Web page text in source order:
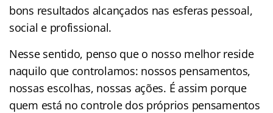
bons resultados alcançados nas esferas pessoal,
social e profissional.
Nesse sentido, penso que o nosso melhor reside
naquilo que controlamos: nossos pensamentos,
nossas escolhas, nossas ações. É assim porque
quem está no controle dos próprios pensamentos